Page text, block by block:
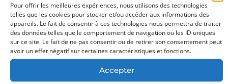
Pour offrir les meilleures expériences, nous utilisons des technologies
telles que les cookies pour stocker et/ou accéder aux informations des
appareils. Le fait de consentir à ces technologies nous permettra de traiter
des données telles que le comportement de navigation ou les ID uniques
sur ce site. Le fait de ne pas consentir ou de retirer son consentement peut
avoir un effet négatif sur certaines caractéristiques et fonctions.
Accepter